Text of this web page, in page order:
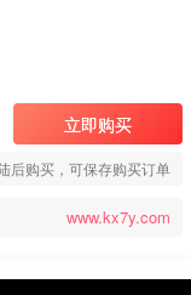
立即购买
后购买，可保存购买订单
www.kx7y.com